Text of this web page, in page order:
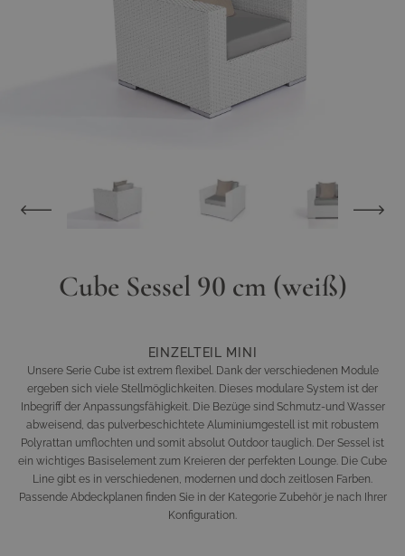
Cube Sessel 90 cm (weiß)
EINZELTEIL MINI
Unsere Serie Cube ist extrem flexibel. Dank der verschiedenen Module
ergeben sich viele Stellmöglichkeiten. Dieses modulare System ist der
Inbegriff der Anpassungsfähigkeit. Die Bezüge sind Schmutz-und Wasser
abweisend, das pulverbeschichtete Aluminiumgestell ist mit robustem
Polyrattan umflochten und somit absolut Outdoor tauglich. Der Sessel ist
ein wichtiges Basiselement zum Kreieren der perfekten Lounge. Die Cube
Line gibt es in verschiedenen, modernen und doch zeitlosen Farben.
Passende Abdeckplanen finden Sie in der Kategorie Zubehör je nach Ihrer
Konfiguration.